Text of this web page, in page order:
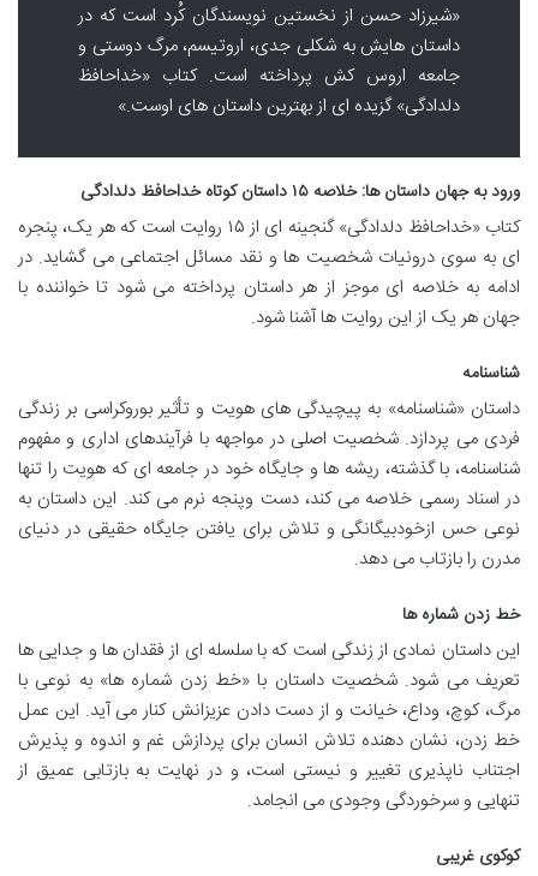
«شیرزاد حسن از نخستین نویسندگان کُرد است که در
داستان هایش به شکلی جدی، اروتیسم، مرگ دوستی و
جامعه اروس کش پرداخته است. کتاب «خداحافظ
دلدادگی» گزیده ای از بهترین داستان های اوست.»
ورود به جهان داستان ها: خلاصه ۱۵ داستان کوتاه خداحافظ دلدادگی
کتاب «خداحافظ دلدادگی» گنجینه ای از ۱۵ روایت است که هر یک، پنجره
ای به سوی درونیات شخصیت ها و نقد مسائل اجتماعی می گشاید. در
ادامه به خلاصه ای موجز از هر داستان پرداخته می شود تا خواننده با
جهان هر یک از این روایت ها آشنا شود.
شناسنامه
داستان «شناسنامه» به پیچیدگی های هویت و تأثیر بوروکراسی بر زندگی
فردی می پردازد. شخصیت اصلی در مواجهه با فرآیندهای اداری و مفهوم
شناسنامه، با گذشته، ریشه ها و جایگاه خود در جامعه ای که هویت را تنها
در اسناد رسمی خلاصه می کند، دست وپنجه نرم می کند. این داستان به
نوعی حس ازخودبیگانگی و تلاش برای یافتن جایگاه حقیقی در دنیای
مدرن را بازتاب می دهد.
خط زدن شماره ها
این داستان نمادی از زندگی است که با سلسله ای از فقدان ها و جدایی ها
تعریف می شود. شخصیت داستان با «خط زدن شماره ها» به نوعی با
مرگ، کوچ، وداع، خیانت و از دست دادن عزیزانش کنار می آید. این عمل
خط زدن، نشان دهنده تلاش انسان برای پردازش غم و اندوه و پذیرش
اجتناب ناپذیری تغییر و نیستی است، و در نهایت به بازتابی عمیق از
تنهایی و سرخوردگی وجودی می انجامد.
کوکوی غریبی